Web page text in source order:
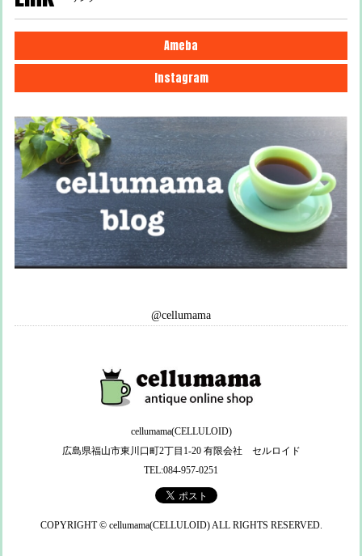
Ameba
Instagram
@cellumama
cellumama(CELLULOID)
広島県福山市東川口町2丁目1-20 有限会社 セルロイド
TEL:084-957-0251
COPYRIGHT © cellumama(CELLULOID) ALL RIGHTS RESERVED.